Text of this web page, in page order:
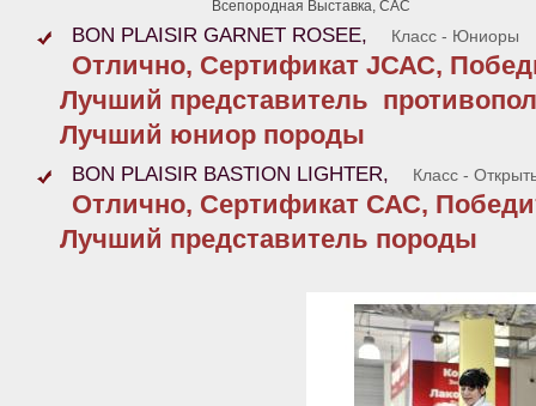
Всепородная Выставка, САС
BON PLAISIR GARNET ROSEE, Класс - Юниоры
Отлично, Сертификат JСАС,
Лучший представитель
Лучший юниор породы
BON PLAISIR BASTION LIGHTER, Класс -
Отлично, Сертификат САС,
Лучший представитель породы